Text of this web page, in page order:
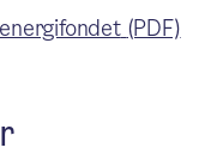
(PDF)